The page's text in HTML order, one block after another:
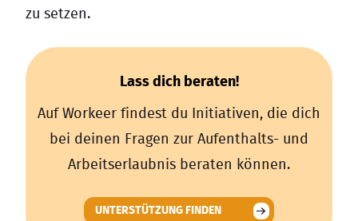
zu setzen.
Lass dich beraten!
Auf Workeer findest du Initiativen, die dich
bei deinen Fragen zur Aufenthalts- und
Arbeitserlaubnis beraten können.
UNTERSTÜTZUNG FINDEN